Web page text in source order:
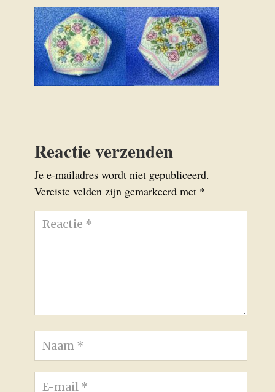
Reactie verzenden
Je e-mailadres wordt niet gepubliceerd.
Vereiste velden zijn gemarkeerd met *